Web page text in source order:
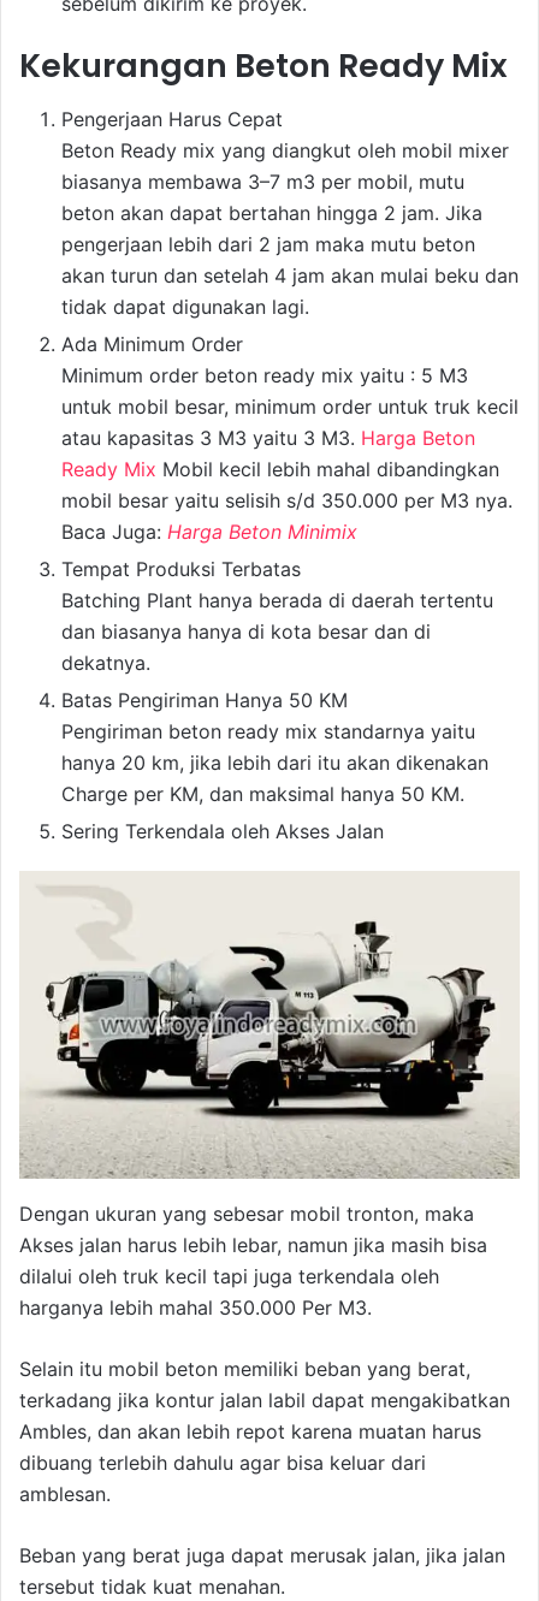
Kekurangan Beton Ready Mix
Pengerjaan Harus Cepat
Beton Ready mix yang diangkut oleh mobil mixer
biasanya membawa 3–7 m3 per mobil, mutu
beton akan dapat bertahan hingga 2 jam. Jika
pengerjaan lebih dari 2 jam maka mutu beton
akan turun dan setelah 4 jam akan mulai beku dan
tidak dapat digunakan lagi.
Ada Minimum Order
Minimum order beton ready mix yaitu : 5 M3
untuk mobil besar, minimum order untuk truk kecil
atau kapasitas 3 M3 yaitu 3 M3. Harga Beton
Ready Mix Mobil kecil lebih mahal dibandingkan
mobil besar yaitu selisih s/d 350.000 per M3 nya.
Baca Juga: Harga Beton Minimix
Tempat Produksi Terbatas
Batching Plant hanya berada di daerah tertentu
dan biasanya hanya di kota besar dan di
dekatnya.
Batas Pengiriman Hanya 50 KM
Pengiriman beton ready mix standarnya yaitu
hanya 20 km, jika lebih dari itu akan dikenakan
Charge per KM, dan maksimal hanya 50 KM.
Sering Terkendala oleh Akses Jalan
Dengan ukuran yang sebesar mobil tronton, maka
Akses jalan harus lebih lebar, namun jika masih bisa
dilalui oleh truk kecil tapi juga terkendala oleh
harganya lebih mahal 350.000 Per M3.
Selain itu mobil beton memiliki beban yang berat,
terkadang jika kontur jalan labil dapat mengakibatkan
Ambles, dan akan lebih repot karena muatan harus
dibuang terlebih dahulu agar bisa keluar dari
amblesan.
Beban yang berat juga dapat merusak jalan, jika jalan
tersebut tidak kuat menahan.